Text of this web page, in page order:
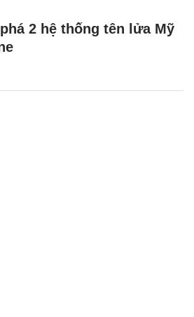
2 hệ thống tên lửa Mỹ